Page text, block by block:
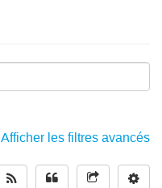
Afficher les filtres avancés